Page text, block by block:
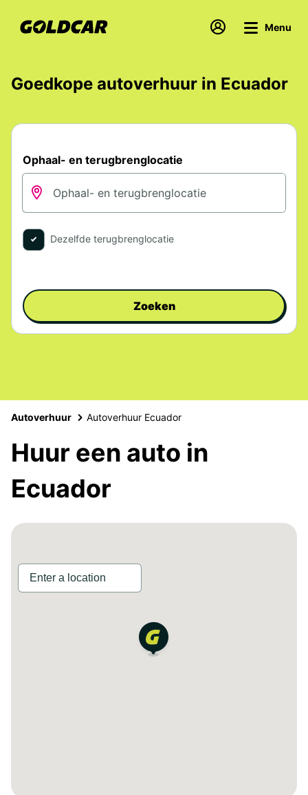
Menu
Goedkope autoverhuur in Ecuador
Ophaal- en terugbrenglocatie
Dezelfde terugbrenglocatie
Zoeken
Autoverhuur Autoverhuur Ecuador
Huur een auto in
Ecuador